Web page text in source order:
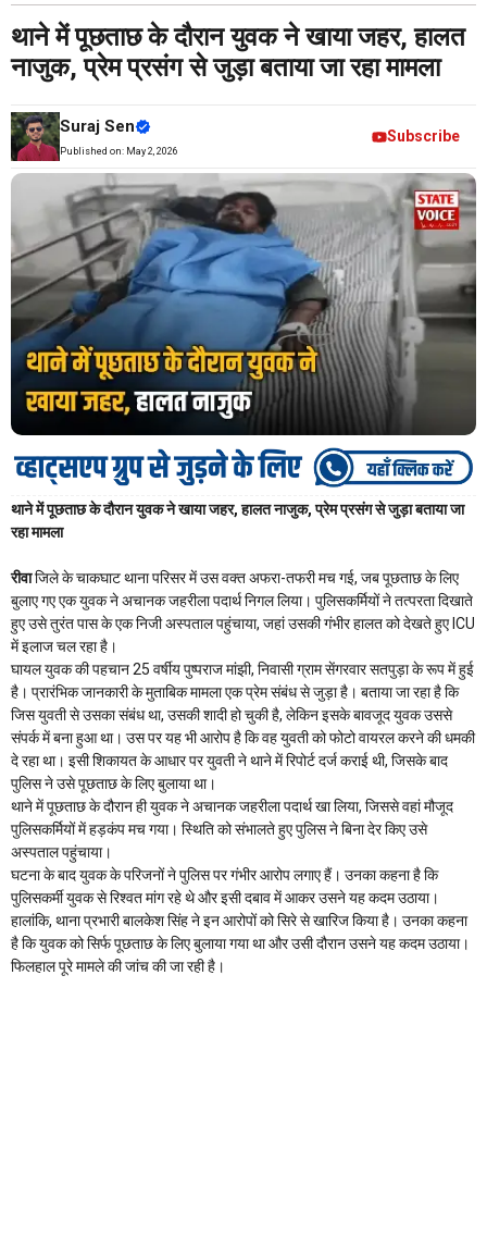
नाजुक, प्रेम प्रसंग से जुड़ा बताया जा रहा मामला
थाने में पूछताछ के दौरान युवक ने खाया जहर, हालत
नाजुक, प्रेम प्रसंग से जुड़ा बताया जा रहा मामला
Suraj Sen
Published on: May 2, 2026
Subscribe
थाने में पूछताछ के दौरान युवक ने खाया जहर, हालत नाजुक, प्रेम प्रसंग से जुड़ा बताया जा
रहा मामला
रीवाजिले के चाकघाट थाना परिसर में उस वक्त अफरा-तफरी मच गई, जब पूछताछ के लिए
बुलाए गए एक युवक ने अचानक जहरीला पदार्थ निगल लिया। पुलिसकर्मियों ने तत्परता दिखाते
हुए उसे तुरंत पास के एक निजी अस्पताल पहुंचाया, जहां उसकी गंभीर हालत को देखते हुए ICU
में इलाज चल रहा है।
घायल युवक की पहचान 25 वर्षीय पुष्पराज मांझी, निवासी ग्राम सेंगरवार सतपुड़ा के रूप में हुई
है। प्रारंभिक जानकारी के मुताबिक मामला एक प्रेम संबंध से जुड़ा है। बताया जा रहा है कि
जिस युवती से उसका संबंध था, उसकी शादी हो चुकी है, लेकिन इसके बावजूद युवक उससे
संपर्क में बना हुआ था। उस पर यह भी आरोप है कि वह युवती को फोटो वायरल करने की धमकी
दे रहा था। इसी शिकायत के आधार पर युवती ने थाने में रिपोर्ट दर्ज कराई थी, जिसके बाद
पुलिस ने उसे पूछताछ के लिए बुलाया था।
थाने में पूछताछ के दौरान ही युवक ने अचानक जहरीला पदार्थ खा लिया, जिससे वहां मौजूद
पुलिसकर्मियों में हड़कंप मच गया। स्थिति को संभालते हुए पुलिस ने बिना देर किए उसे
अस्पताल पहुंचाया।
घटना के बाद युवक के परिजनों ने पुलिस पर गंभीर आरोप लगाए हैं। उनका कहना है कि
पुलिसकर्मी युवक से रिश्वत मांग रहे थे और इसी दबाव में आकर उसने यह कदम उठाया।
हालांकि, थाना प्रभारी बालकेश सिंह ने इन आरोपों को सिरे से खारिज किया है। उनका कहना
है कि युवक को सिर्फ पूछताछ के लिए बुलाया गया था और उसी दौरान उसने यह कदम उठाया।
फिलहाल पूरे मामले की जांच की जा रही है।